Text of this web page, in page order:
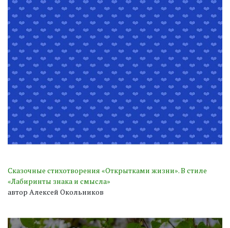
Сказочные стихотворения «Открытками жизни». В стиле
«Лабиринты знака и смысла»
автор Алексей Окольников